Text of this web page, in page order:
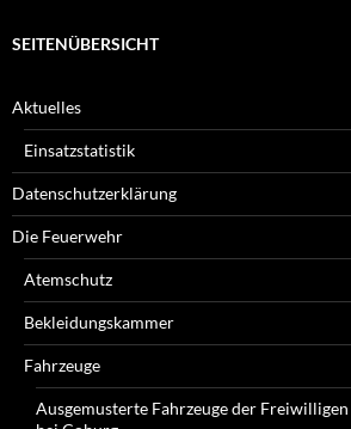
SEITENÜBERSICHT
Aktuelles
Einsatzstatistik
Datenschutzerklärung
Die Feuerwehr
Atemschutz
Bekleidungskammer
Fahrzeuge
Ausgemusterte Fahrzeuge der